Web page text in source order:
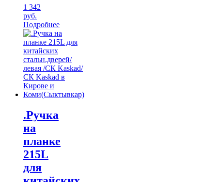
1 342
руб.
Подробнее
.Ручка
на
планке
215L
для